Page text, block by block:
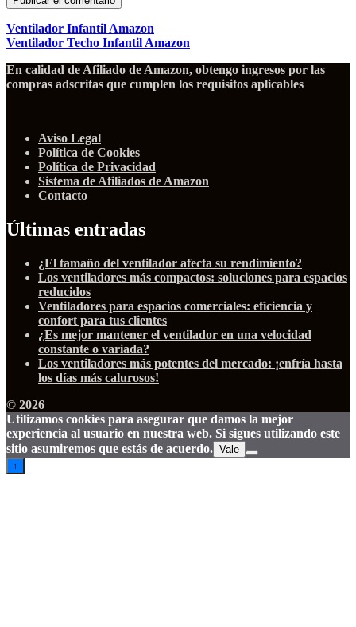
Ventilador Infantil Amazon
Ventilador Techo Infantil Amazon
En calidad de Afiliado de Amazon, obtengo ingresos por las
compras adscritas que cumplen los requisitos aplicables
Aviso Legal
Política de Cookies
Política de Privacidad
Sistema de Afiliados de Amazon
Contacto
Últimas entradas
¿El tamaño del ventilador afecta su rendimiento?
Los ventiladores más compactos: soluciones para espacios
reducidos
Ventiladores para espacios comerciales: eficiencia y
confort para tus clientes
¿Es mejor mantener el ventilador en una velocidad
constante o variada?
Los ventiladores más potentes del mercado: ¡enfría hasta
los días más calurosos!
© 2026
Utilizamos cookies para asegurar que damos la mejor
experiencia al usuario en nuestra web. Si sigues utilizando este
sitio asumiremos que estás de acuerdo. Vale
↑